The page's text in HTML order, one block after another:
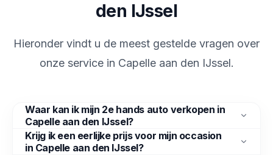
den IJssel
Hieronder vindt u de meest gestelde vragen over
onze service in Capelle aan den IJssel.
Waar kan ik mijn 2e hands auto verkopen in
Capelle aan den IJssel?
Krijg ik een eerlijke prijs voor mijn occasion
in Capelle aan den IJssel?